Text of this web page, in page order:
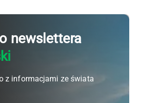
newslettera
z informacjami ze świata